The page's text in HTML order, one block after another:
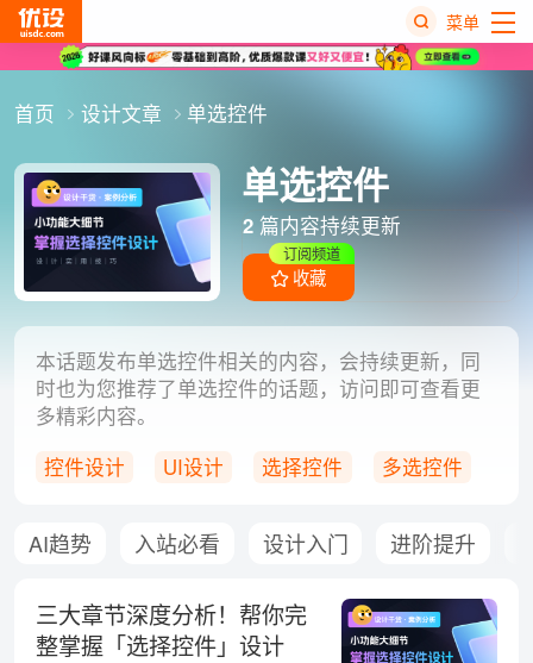
菜单
首页 设计文章 单选控件
单选控件
2 篇内容持续更新
收藏
订阅频道
本话题发布单选控件相关的内容，会持续更新，同
时也为您推荐了单选控件的话题，访问即可查看更
多精彩内容。
控件设计
UI设计 选择控件 多选控件
AI趋势 入站必看 设计入门 进阶提升
三大章节深度分析！帮你完
整掌握「选择控件」设计